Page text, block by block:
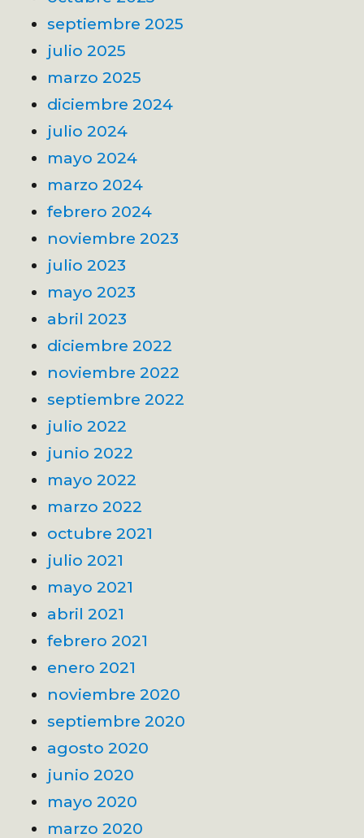
septiembre 2025
julio 2025
marzo 2025
diciembre 2024
julio 2024
mayo 2024
marzo 2024
febrero 2024
noviembre 2023
julio 2023
mayo 2023
abril 2023
diciembre 2022
noviembre 2022
septiembre 2022
julio 2022
junio 2022
mayo 2022
marzo 2022
octubre 2021
julio 2021
mayo 2021
abril 2021
febrero 2021
enero 2021
noviembre 2020
septiembre 2020
agosto 2020
junio 2020
mayo 2020
marzo 2020